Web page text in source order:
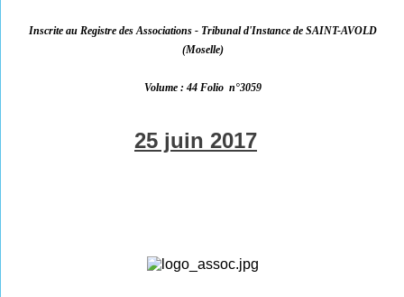
Inscrite au Registre des Associations - Tribunal d'Instance de SAINT-AVOLD
(Moselle)
Volume : 44 Folio n°3059
25 juin 2017